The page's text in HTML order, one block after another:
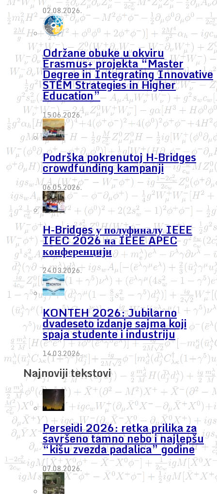
02.08.2026.
Održane obuke u okviru
Erasmus+ projekta “Master
Degree in Integrating Innovative
STEM Strategies in Higher
Education”
15.06.2026.
Podrška pokrenutoj H-Bridges
crowdfunding kampanji
06.05.2026.
H-Bridges у полуфиналу IEEE
IFEC 2026 на IEEE APEC
конференцији
24.03.2026.
KONTEH 2026: Jubilarno
dvadeseto izdanje sajma koji
spaja studente i industriju
14.03.2026.
Najnoviji tekstovi
Perseidi 2026: retka prilika za
savršeno tamno nebo i najlepšu
“kišu zvezda padalica” godine
07.08.2026.